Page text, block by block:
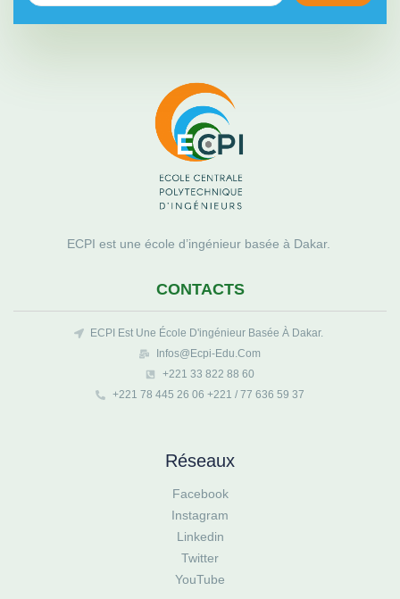
ECPI est une école d’ingénieur basée à Dakar.
CONTACTS
ECPI Est Une École D'ingénieur Basée À Dakar.
Infos@ecpi-Edu.com
+221 33 822 88 60
+221 78 445 26 06 +221 / 77 636 59 37
Réseaux
Facebook
Instagram
Linkedin
Twitter
YouTube